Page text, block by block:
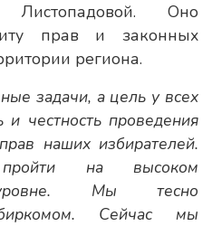
Листопадовой. Оно
прав и законных
региона.
задачи, а цель у всех
и честность проведения
наших избирателей.
на высоком
уровне. Мы тесно
Сейчас мы